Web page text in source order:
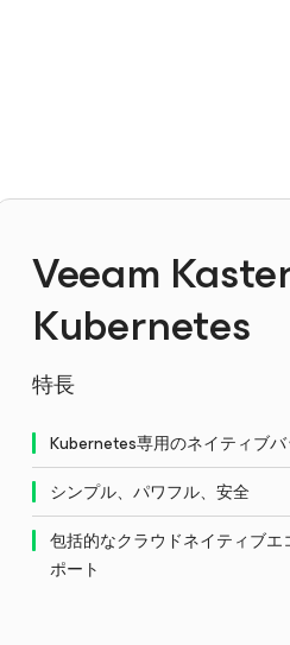
Veeam
Kubernetes
特長
Kubernetes専用のネイティブ
シンプル、パワフル、安全
包括的なクラウドネイティブ
ポート